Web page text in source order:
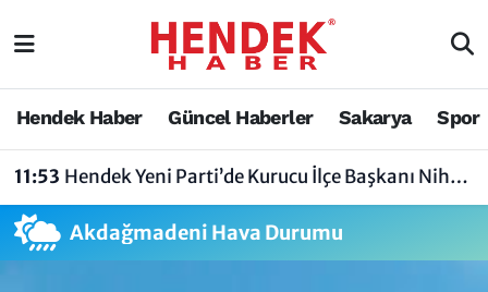
Hendek Haber Güncel Haberler Sakarya Spor
11:53 Hendek Yeni Parti’de Kurucu İlçe Başkanı Nihat Bayraktar Oldu
Akdağmadeni Hava Durumu
Hendek Haber
Hendek Haber
Sakarya
Sakarya Nöbetçi Eczaneler
Sakarya Trafik Yoğunluk Haritası
Süper Lig Puan Durumu ve Fikstür